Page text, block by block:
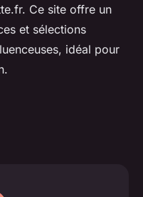
Ce site offre un
et sélections
idéal pour